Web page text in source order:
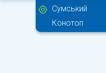
Сумський
Конотоп